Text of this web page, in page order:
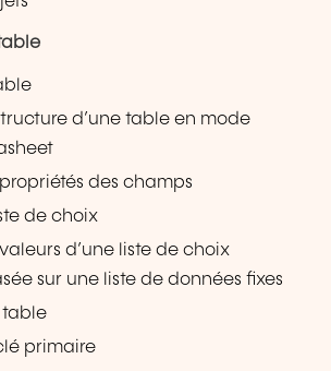
d’une table en mode
des champs
de choix
d’une liste de choix
sur une liste de données fixes
table
primaire